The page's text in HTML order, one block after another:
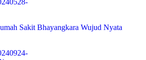
Sakit Bhayangkara Wujud Nyata